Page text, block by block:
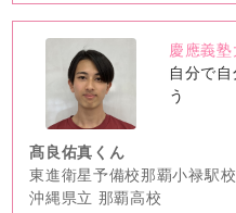
no
image
慶應義
自分で
う
髙良佑真くん
東進衛星予備校那覇小禄駅校
沖縄県立 那覇高校